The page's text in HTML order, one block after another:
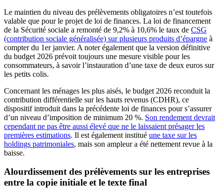
Le maintien du niveau des prélèvements obligatoires n’est toutefois
valable que pour le projet de loi de finances. La loi de financement
de la Sécurité sociale a remonté de 9,2% à 10,6% le taux de CSG
(contribution sociale généralisée) sur plusieurs produits d’épargne à
compter du 1er janvier. A noter également que la version définitive
du budget 2026 prévoit toujours une mesure visible pour les
consommateurs, à savoir l’instauration d’une taxe de deux euros sur
les petits colis.
Concernant les ménages les plus aisés, le budget 2026 reconduit la
contribution différentielle sur les hauts revenus (CDHR), ce
dispositif introduit dans la précédente loi de finances pour s’assurer
d’un niveau d’imposition de minimum 20 %. Son rendement devrait
cependant ne pas être aussi élevé que ne le laissaient présager les
premières estimations. Il est également institué une taxe sur les
holdings patrimoniales, mais son ampleur a été nettement revue à la
baisse.
Alourdissement des prélèvements sur les entreprises
entre la copie initiale et le texte final